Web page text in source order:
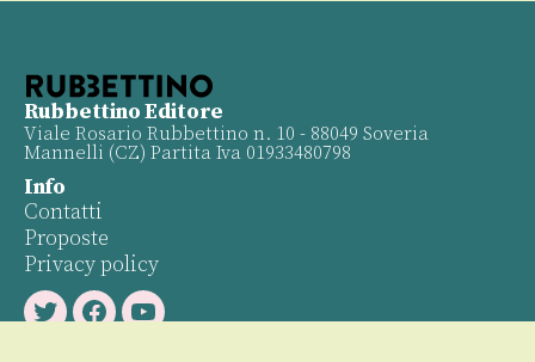
Rubbettino Editore
Viale Rosario Rubbettino n. 10 - 88049 Soveria
Mannelli (CZ) Partita Iva 01933480798
Info
Contatti
Proposte
Privacy policy
TwitterFacebookYoutube